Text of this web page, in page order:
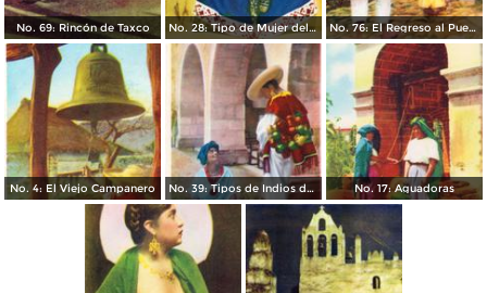
No. 69: Rincón de Taxco No. 28: Tipo de Mujer del Estado de Michoacán No. 76: El Regreso al Pueblo
No. 4: El Viejo Campanero No. 39: Tipos de Indios de Cuetzalan No. 17: Aguadoras